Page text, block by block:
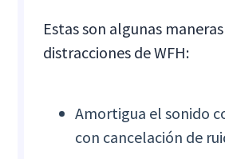
Estas son algunas
distracciones de WFH:
Amortigua el sonido
con cancelación de